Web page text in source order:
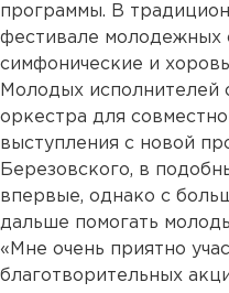
программы. В
фестивале молодежных
симфонические и
Молодых исполнителей
оркестра для
выступления с новой
Березовского, в
впервые, однако с
дальше помогать
«Мне очень приятно
благотворительных